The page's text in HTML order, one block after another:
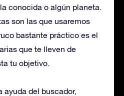
conocida o algún planeta.
son las que usaremos
bastante práctico es el
que te lleven de
tu objetivo.
ayuda del buscador,